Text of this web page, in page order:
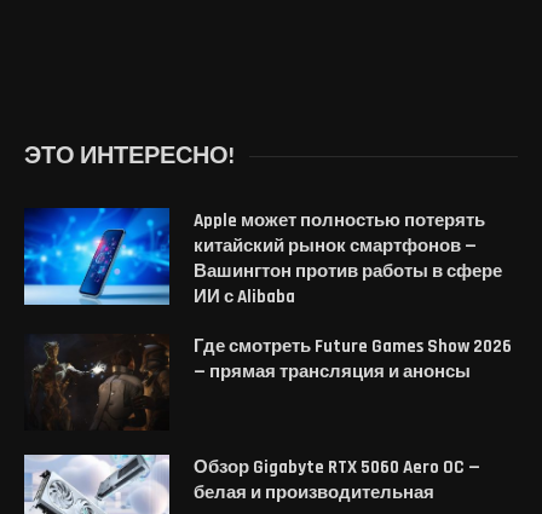
ЭТО ИНТЕРЕСНО!
Apple может полностью потерять
китайский рынок смартфонов —
Вашингтон против работы в сфере
ИИ с Alibaba
Где смотреть Future Games Show 2026
— прямая трансляция и анонсы
Обзор Gigabyte RTX 5060 Aero OC —
белая и производительная